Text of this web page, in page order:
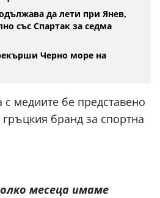
да лети при Янев,
със Спартак за седма
Черно море на
медиите бе представено
бранд за спортна
месеца имаме